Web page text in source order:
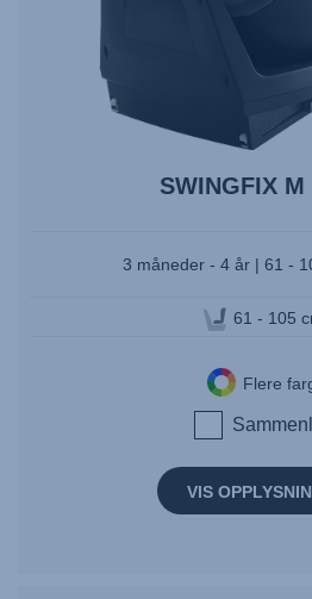
SWINGFIX M
3 måneder - 4 år | 61 -
61 - 105
Flere
VIS